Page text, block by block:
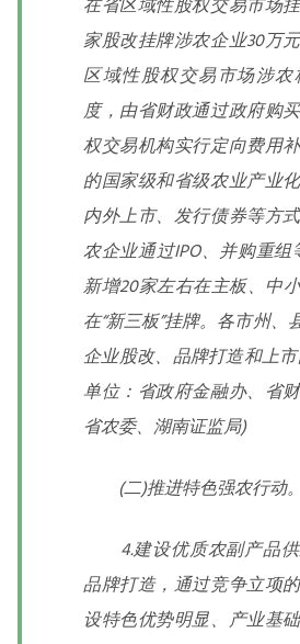
在省区域性股权交易市场
家股改挂牌涉农企业30万
区域性股权交易市场涉
度，由省财政通过政府购
权交易机构实行定向费用
的国家级和省级农业产业
内外上市、发行债券等方
农企业通过IPO、并购重
新增20家左右在主板、中
在“新三板”挂牌。各市州
企业股改、品牌打造和上
单位：省政府金融办、省
省农委、湖南证监局)
(二)推进特色强农行动。
4.建设优质农副产品供
品牌打造，通过竞争立项
设特色优势明显、产业基